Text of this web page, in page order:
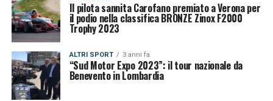
Il pilota sannita Carofano premiato a Verona per
il podio nella classifica BRONZE Zinox F2000
Trophy 2023
ALTRI SPORT 3 anni fa
“Sud Motor Expo 2023”: il tour nazionale da
Benevento in Lombardia